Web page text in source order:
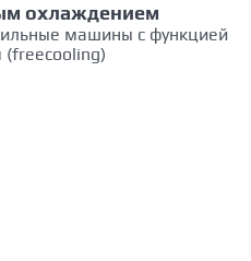
охлаждением
машины с функцией
(freecooling)